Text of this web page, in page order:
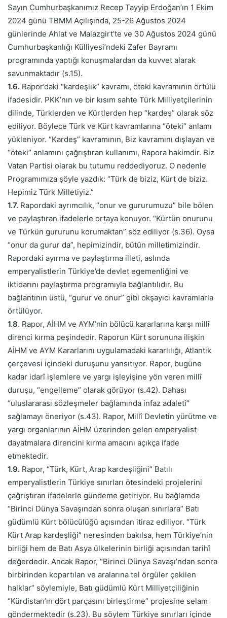
Sayın Cumhurbaşkanımız Recep Tayyip Erdoğan’ın 1 Ekim
2024 günü TBMM Açılışında, 25-26 Ağustos 2024
günlerinde Ahlat ve Malazgirt’te ve 30 Ağustos 2024 günü
Cumhurbaşkanlığı Külliyesi’ndeki Zafer Bayramı
programında yaptığı konuşmalardan da kuvvet alarak
savunmaktadır (s.15).
1.6. Rapor’daki “kardeşlik” kavramı, öteki kavramının örtülü
ifadesidir. PKK’nın ve bir kısım sahte Türk Milliyetçilerinin
dilinde, Türklerden ve Kürtlerden hep “kardeş” olarak söz
ediliyor. Böylece Türk ve Kürt kavramlarına “öteki” anlamı
yükleniyor. “Kardeş” kavramının, Biz kavramını dışlayan ve
“öteki” anlamını çağrıştıran kullanımı, Rapora hakimdir. Biz
Vatan Partisi olarak bu tutumu reddediyoruz. O nedenle
Programımıza şöyle yazdık: “Türk de biziz, Kürt de biziz.
Hepimiz Türk Milletiyiz.”
1.7. Rapordaki ayrımcılık, “onur ve gururumuzu” bile bölen
ve paylaştıran ifadelerle ortaya konuyor. “Kürtün onurunu
ve Türkün gururunu korumaktan” söz ediliyor (s.36). Oysa
“onur da gurur da”, hepimizindir, bütün milletimizindir.
Rapordaki ayırma ve paylaştırma illeti, aslında
emperyalistlerin Türkiye’de devlet egemenliğini ve
iktidarını paylaştırma programıyla bağlantılıdır. Bu
bağlantının üstü, “gurur ve onur” gibi okşayıcı kavramlarla
örtülüyor.
1.8. Rapor, AİHM ve AYM’nin bölücü kararlarına karşı millî
direnci kırma peşindedir. Raporun Kürt sorununa ilişkin
AİHM ve AYM Kararlarını uygulamadaki kararlılığı, Atlantik
çerçevesi içindeki duruşunu yansıtıyor. Rapor, bugüne
kadar idarî işlemlere ve yargı işleyişine yön veren millî
duruşu, “engelleme” olarak görüyor (s.42). Dahası
“uluslararası sözleşmeler bağlamında infaz adaleti”
sağlamayı öneriyor (s.43). Rapor, Millî Devletin yürütme ve
yargı organlarının AİHM üzerinden gelen emperyalist
dayatmalara direncini kırma amacını açıkça ifade
etmektedir.
1.9. Rapor, “Türk, Kürt, Arap kardeşliğini” Batılı
emperyalistlerin Türkiye sınırları ötesindeki projelerini
çağrıştıran ifadelerle gündeme getiriyor. Bu bağlamda
“Birinci Dünya Savaşından sonra oluşan sınırlara” Batı
güdümlü Kürt bölücülüğü açısından itiraz ediliyor. “Türk
Kürt Arap kardeşliği” neresinden bakılsa, hem Türkiye’nin
birliği hem de Batı Asya ülkelerinin birliği açısından tarihî
değerdedir. Ancak Rapor, “Birinci Dünya Savaşı’ndan sonra
birbirinden kopartılan ve aralarına tel örgüler çekilen
halklar” söylemiyle, Batı güdümlü Kürt Milliyetçiliğinin
“Kürdistan’ın dört parçasını birleştirme” projesine selam
göndermektedir (s.23). Bu söylem Türkiye sınırları içinde